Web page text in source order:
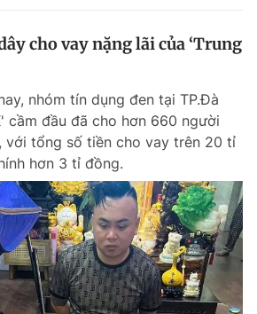
cho vay nặng lãi của ‘Trung
nhóm tín dụng đen tại TP.Đà
cầm đầu đã cho hơn 660 người
với tổng số tiền cho vay trên 20 tỉ
hơn 3 tỉ đồng.